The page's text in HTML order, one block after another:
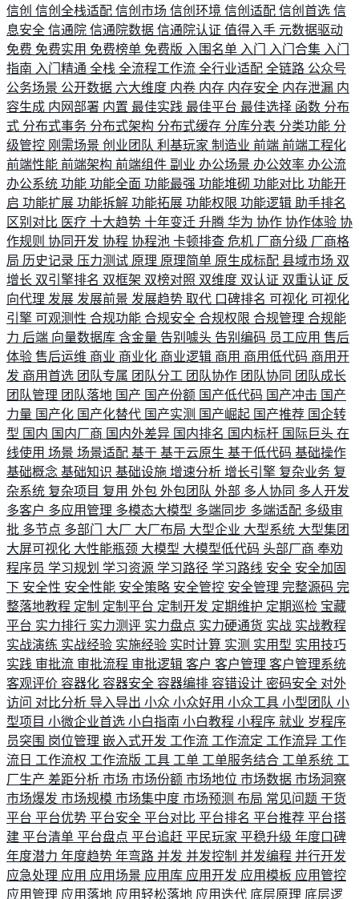
信创 信创全栈适配 信创市场 信创环境 信创适配 信创首选 信
息安全 信通院 信通院数据 信通院认证 值得入手 元数据驱动
免费 免费实用 免费榜单 免费版 入围名单 入门 入门合集 入门
指南 入门精通 全栈 全流程工作流 全行业适配 全链路 公众号
公务场景 公开数据 六大维度 内卷 内存 内存安全 内存泄漏 内
容生成 内网部署 内置 最佳实践 最佳平台 最佳选择 函数 分布
式 分布式事务 分布式架构 分布式缓存 分库分表 分类功能 分
级管控 刚需场景 创业团队 利基玩家 制造业 前端 前端工程化
前端性能 前端架构 前端组件 副业 办公场景 办公效率 办公流
办公系统 功能 功能全面 功能最强 功能堆砌 功能对比 功能开
启 功能扩展 功能拆解 功能拓展 功能权限 功能逻辑 助手排名
区别对比 医疗 十大趋势 十年变迁 升腾 华为 协作 协作体验 协
作规则 协同开发 协程 协程池 卡顿排查 危机 厂商分级 厂商格
局 历史记录 压力测试 原理 原理简单 原生成标配 县域市场 双
增长 双引擎排名 双框架 双榜对照 双维度 双认证 双重认证 反
向代理 发展 发展前景 发展趋势 取代 口碑排名 可视化 可视化
引擎 可观测性 合规功能 合规安全 合规权限 合规管理 合规能
力 后端 向量数据库 含金量 告别噱头 告别编码 员工应用 售后
体验 售后运维 商业 商业化 商业逻辑 商用 商用低代码 商用开
发 商用首选 团队专属 团队分工 团队协作 团队协同 团队成长
团队管理 团队落地 国产 国产份额 国产低代码 国产冲击 国产
力量 国产化 国产化替代 国产实测 国产崛起 国产推荐 国企转
型 国内 国内厂商 国内外差异 国内排名 国内标杆 国际巨头 在
线使用 场景 场景适配 基于 基于云原生 基于低代码 基础操作
基础概念 基础知识 基础设施 增速分析 增长引擎 复杂业务 复
杂系统 复杂项目 复用 外包 外包团队 外部 多人协同 多人开发
多客户 多应用管理 多模态大模型 多端同步 多端适配 多级审
批 多节点 多部门 大厂 大厂布局 大型企业 大型系统 大型集团
大屏可视化 大性能瓶颈 大模型 大模型低代码 头部厂商 奉劝
程序员 学习规划 学习资源 学习路径 学习路线 安全 安全加固
下 安全性 安全性能 安全策略 安全管控 安全管理 完整源码 完
整落地教程 定制 定制平台 定制开发 定期维护 定期巡检 宝藏
平台 实力排行 实力测评 实力盘点 实力硬通货 实战 实战教程
实战演练 实战经验 实施经验 实时计算 实测 实用型 实用技巧
实践 审批流 审批流程 审批逻辑 客户 客户管理 客户管理系统
客观评价 容器化 容器安全 容器编排 容错设计 密码安全 对外
访问 对比分析 导入导出 小众 小众好用 小众工具 小型团队 小
型项目 小微企业首选 小白指南 小白教程 小程序 就业 岁程序
员突围 岗位管理 嵌入式开发 工作流 工作流定 工作流异 工作
流日 工作流权 工作流版 工具 工单 工单服务结合 工单系统 工
厂生产 差距分析 市场 市场份额 市场地位 市场数据 市场洞察
市场爆发 市场规模 市场集中度 市场预测 布局 常见问题 干货
平台 平台优势 平台安全 平台对比 平台排名 平台推荐 平台搭
建 平台清单 平台盘点 平台追赶 平民玩家 平稳升级 年度口碑
年度潜力 年度趋势 年弯路 并发 并发控制 并发编程 并行开发
应急处理 应用 应用场景 应用库 应用开发 应用模板 应用管控
应用管理 应用落地 应用轻松落地 应用迭代 底层原理 底层逻